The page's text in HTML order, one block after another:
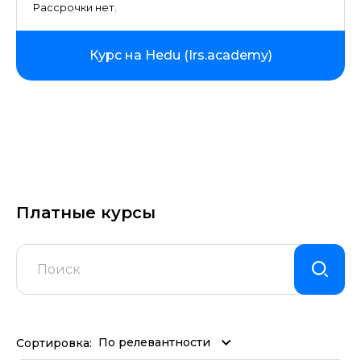
Рассрочки нет.
Курс на Hedu (Irs.academy)
Платные курсы
Сортировка: По релевантности